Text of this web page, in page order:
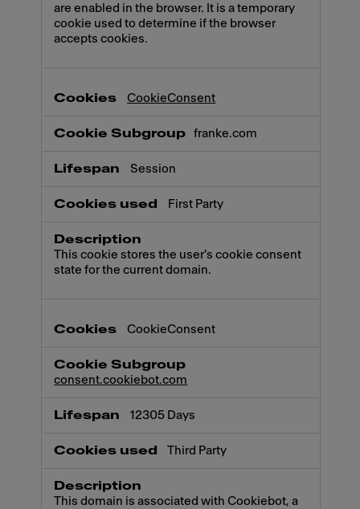
are enabled in the browser. It is a temporary
cookie used to determine if the browser
accepts cookies.
CookieConsent
franke.com
Session
First Party
This cookie stores the user's cookie consent
state for the current domain.
CookieConsent
consent.cookiebot.com
12305 Days
Third Party
This domain is associated with Cookiebot, a